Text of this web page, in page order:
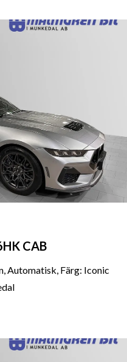
CAB
Automatisk, Färg: Iconic